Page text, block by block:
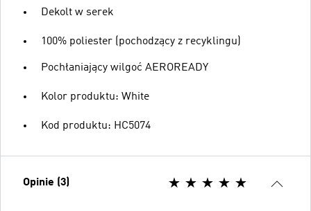
Dekolt w serek
100% poliester (pochodzący z recyklingu)
Pochłaniający wilgoć AEROREADY
Kolor produktu: White
Kod produktu: HC5074
Opinie (3)